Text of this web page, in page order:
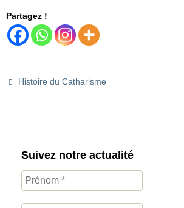
Partagez !
Histoire du Catharisme
Suivez notre actualité